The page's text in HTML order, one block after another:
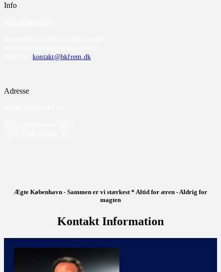
Info
kontakt@bkfrem.dk
Adresse
Ægte København - Sammen er vi stærkest * Altid for æren - Aldrig for
magten
Kontakt Information